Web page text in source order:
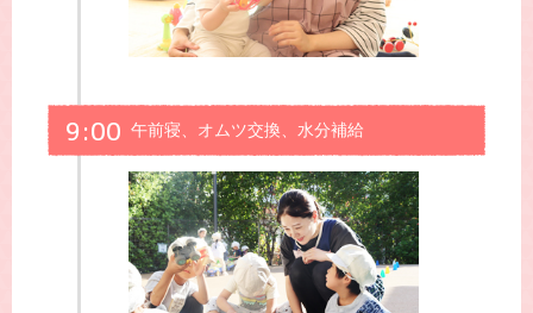
9:00 午前寝、オムツ交換、水分補給